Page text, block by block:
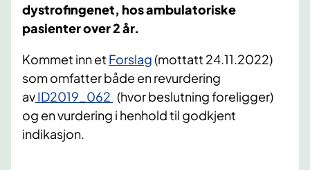
dystrofingenet, hos ambulatoriske
pasienter over 2 år.
Kommet inn et Forslag(mottatt 24.11.2022)
som omfatter både en revurdering
avID2019_062 (hvor beslutning foreligger)
og en vurdering i henhold til godkjent
indikasjon.